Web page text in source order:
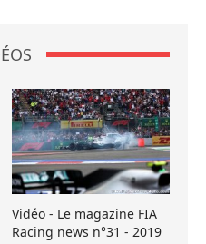
Vidéo - Le magazine FIA
Racing news n°31 - 2019